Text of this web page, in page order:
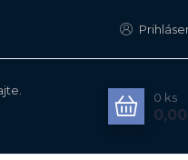
0 ks